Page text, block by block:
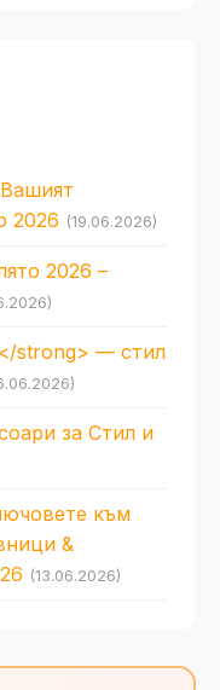
2026 (19.06.2026)
2026 –
strong> — стил
за Стил и
към
&
(13.06.2026)